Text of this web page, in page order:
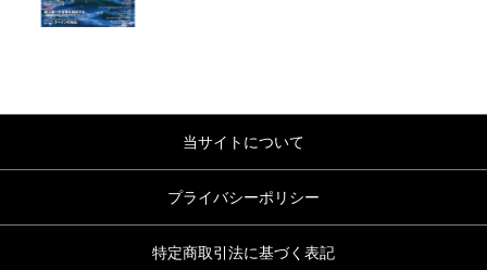
当サイトについて
プライバシーポリシー
特定商取引法に基づく表記